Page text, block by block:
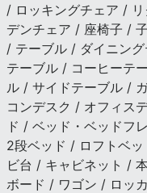
/ ロッキングチェア /
デンチェア / 座椅子 /
/ テーブル / ダイニン
テーブル / コーヒーテ
ル / サイドテーブル /
コンデスク / オフィス
ド / ベッド・ベッドフ
2段ベッド / ロフトベ
ビ台 / キャビネット /
ボード / ワゴン / ロッ